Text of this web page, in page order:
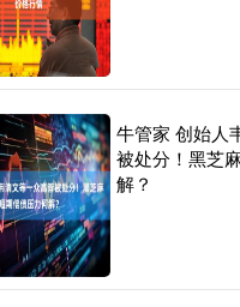
牛管家 创始人
被处分！黑芝
解？